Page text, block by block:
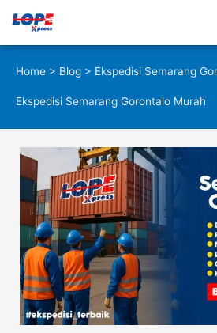
konten
Home > Blog > Ekspedisi Semarang
Ekspedisi Semarang Gorontalo Murah